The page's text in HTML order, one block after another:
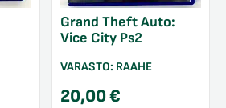
Grand Theft Auto:
Vice City Ps2
VARASTO: RAAHE
20,00€